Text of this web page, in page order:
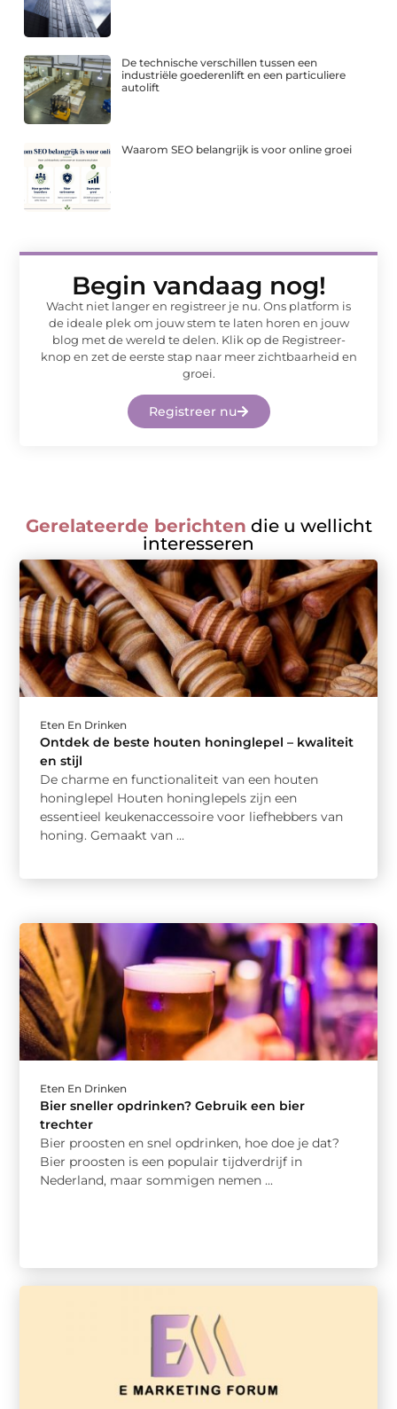
De technische verschillen tussen een
industriële goederenlift en een particuliere
autolift
Waarom SEO belangrijk is voor online groei
Begin vandaag nog!
Wacht niet langer en registreer je nu. Ons platform is
de ideale plek om jouw stem te laten horen en jouw
blog met de wereld te delen. Klik op de Registreer-
knop en zet de eerste stap naar meer zichtbaarheid en
groei.
Registreer nu
Gerelateerde berichten die u wellicht
interesseren
Eten En Drinken
Ontdek de beste houten honinglepel – kwaliteit
en stijl
De charme en functionaliteit van een houten
honinglepel Houten honinglepels zijn een
essentieel keukenaccessoire voor liefhebbers van
honing. Gemaakt van ...
Eten En Drinken
Bier sneller opdrinken? Gebruik een bier
trechter
Bier proosten en snel opdrinken, hoe doe je dat?
Bier proosten is een populair tijdverdrijf in
Nederland, maar sommigen nemen ...